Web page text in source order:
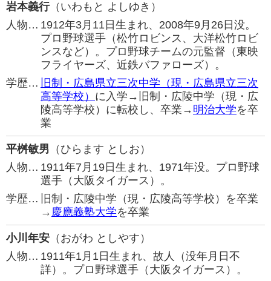
岩本義行（いわもと よしゆき）
人物… 1912年3月11日生まれ、2008年9月26日没。
プロ野球選手（松竹ロビンス、大洋松竹ロビ
ンスなど）。プロ野球チームの元監督（東映
フライヤーズ、近鉄バファローズ）。
学歴…
旧制・広島県立三次中学（現・広島県立三次
高等学校） に入学→旧制・広陵中学（現・広
陵高等学校）に転校し、卒業→ 明治大学を卒
業
平桝敏男 （ひらます としお）
人物… 1911年7月19日生まれ、1971年没。プロ野球
選手（大阪タイガース）。
学歴…
旧制・広陵中学（現・広陵高等学校）を卒業
→ 慶應義塾大学を卒業
小川年安 （おがわ としやす）
人物… 1911年1月1日生まれ、故人（没年月日不
詳）。プロ野球選手（大阪タイガース）。